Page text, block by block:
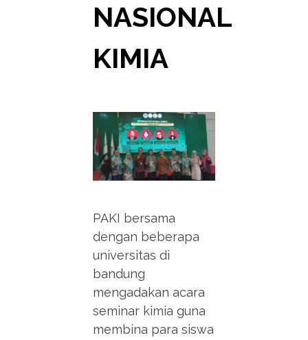
NASIONAL
KIMIA
PAKI bersama
dengan beberapa
universitas di
bandung
mengadakan acara
seminar kimia guna
membina para siswa